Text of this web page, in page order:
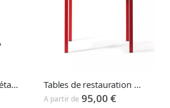
Tables de café en métal RICK Tables de restauration QUATRIS
A partir de 95,00 €